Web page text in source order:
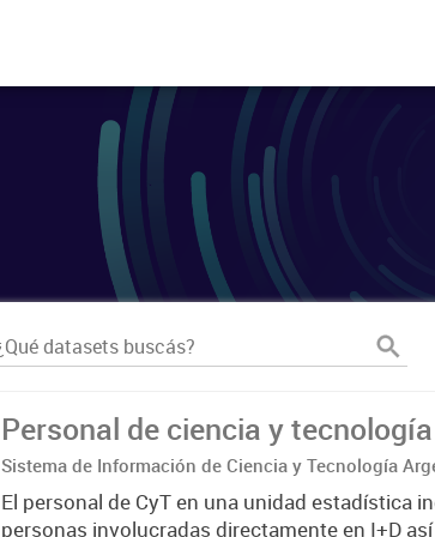
Personal de ciencia y tecnología
Sistema de Información de Ciencia y Tecnología
El personal de CyT en una unidad estadística
personas involucradas directamente en I+D